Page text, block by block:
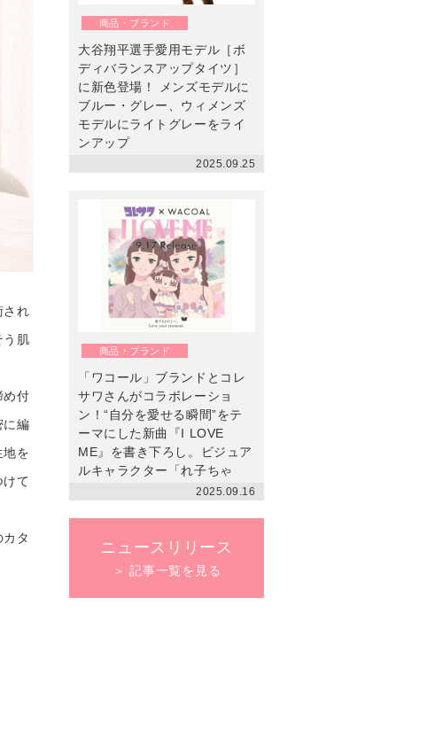
され
う肌
め付
に編
地を
けて
タ
商品・ブランド
大谷翔平選手愛用モデル［ボ
ディバランスアップタイツ］
に新色登場！ メンズモデルに
ブルー・グレー、ウィメンズ
モデルにライトグレーをライ
ンアップ
2025.09.25
商品・ブランド
「ワコール」ブランドとコレ
サワさんがコラボレーショ
ン！“自分を愛せる瞬間”をテ
ーマにした新曲『I LOVE
ME』を書き下ろし。ビジュア
ルキャラクター「れ子ちゃ
ん」デザインの［ナイトアッ
2025.09.16
ニュースリリース
＞ 記事一覧を見る